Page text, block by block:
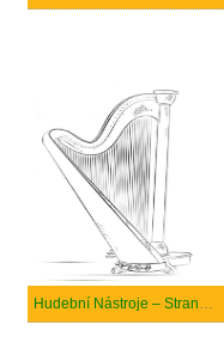
Hudební Nástroje – Strana 18